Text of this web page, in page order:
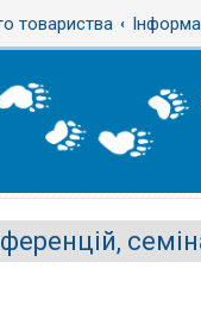
товариства